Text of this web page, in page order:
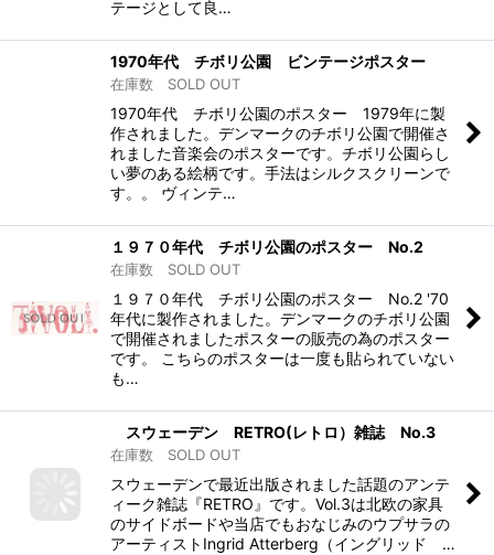
テージとして良…
1970年代 チボリ公園 ビンテージポスター
在庫数 SOLD OUT
1970年代 チボリ公園のポスター 1979年に製
作されました。デンマークのチボリ公園で開催さ
れました音楽会のポスターです。チボリ公園らし
い夢のある絵柄です。手法はシルクスクリーンで
す。。 ヴィンテ…
１９７０年代 チボリ公園のポスター No.2
在庫数 SOLD OUT
１９７０年代 チボリ公園のポスター No.2 '70
年代に製作されました。デンマークのチボリ公園
で開催されましたポスターの販売の為のポスター
です。 こちらのポスターは一度も貼られていない
も…
スウェーデン RETRO(レトロ）雑誌 No.3
在庫数 SOLD OUT
スウェーデンで最近出版されました話題のアンテ
ィーク雑誌『RETRO』です。Vol.3は北欧の家具
のサイドボードや当店でもおなじみのウプサラの
アーティストIngrid Atterberg（イングリッド …